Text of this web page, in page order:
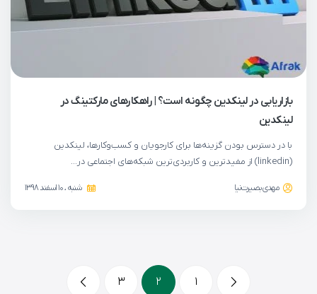
بازاریابی در لینکدین چگونه است؟ | راهکارهای مارکتینگ در
لینکدین
با در دسترس بودن گزینه‌ها برای کارجویان و کسب‌وکارها، لینکدین
(linkedin) از مفیدترین و کاربردی‌ترین شبکه‌های اجتماعی در…
مهدی بصیرت‌نیا شنبه ، 10 اسفند 1398
1
2
3